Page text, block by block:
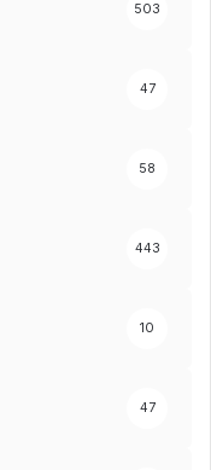
503
47
58
443
10
47